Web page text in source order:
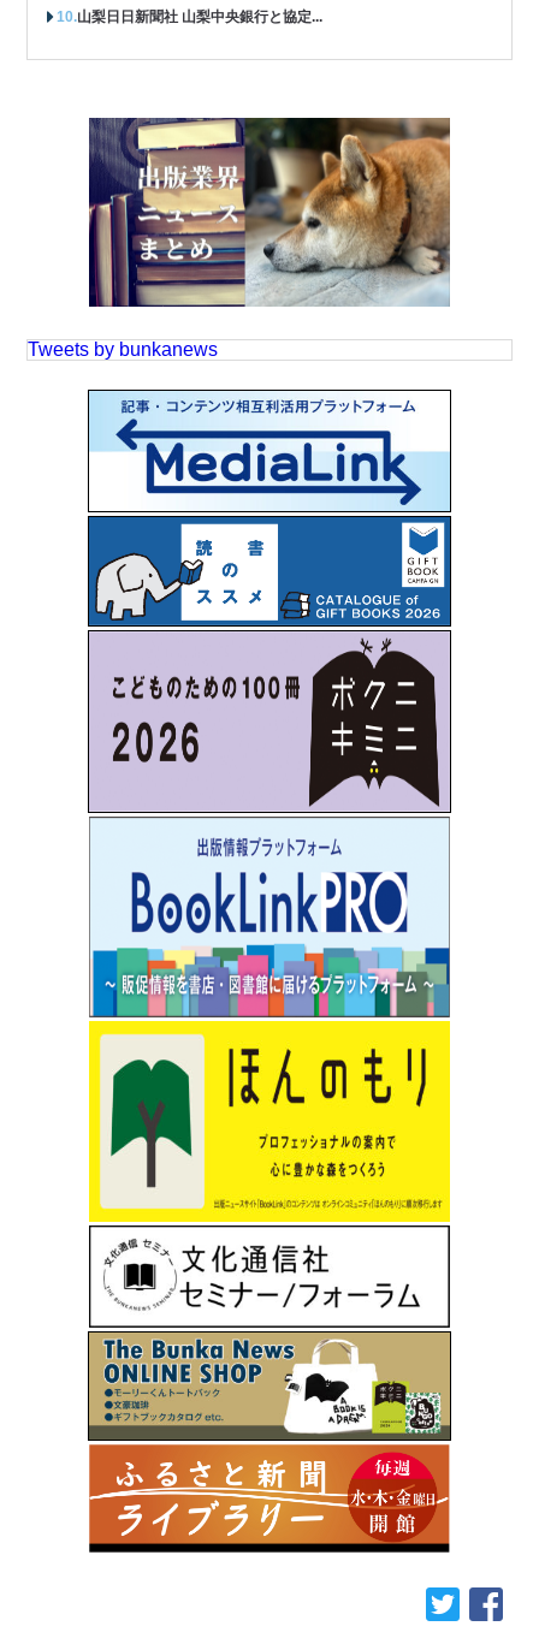
山梨日日新聞社 山梨中央銀行と協定...
Tweets by bunkanews